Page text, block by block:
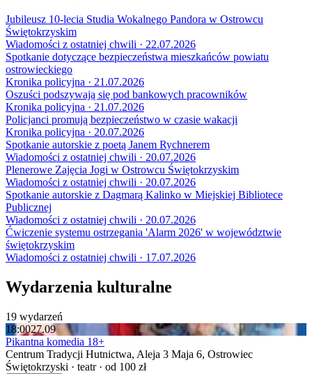
Jubileusz 10-lecia Studia Wokalnego Pandora w Ostrowcu
Świętokrzyskim
Wiadomości z ostatniej chwili · 22.07.2026
Spotkanie dotyczące bezpieczeństwa mieszkańców powiatu
ostrowieckiego
Kronika policyjna · 21.07.2026
Oszuści podszywają się pod bankowych pracowników
Kronika policyjna · 21.07.2026
Policjanci promują bezpieczeństwo w czasie wakacji
Kronika policyjna · 20.07.2026
Spotkanie autorskie z poetą Janem Rychnerem
Wiadomości z ostatniej chwili · 20.07.2026
Plenerowe Zajęcia Jogi w Ostrowcu Świętokrzyskim
Wiadomości z ostatniej chwili · 20.07.2026
Spotkanie autorskie z Dagmarą Kalinko w Miejskiej Bibliotece
Publicznej
Wiadomości z ostatniej chwili · 20.07.2026
Ćwiczenie systemu ostrzegania 'Alarm 2026' w województwie
świętokrzyskim
Wiadomości z ostatniej chwili · 17.07.2026
Wydarzenia kulturalne
19 wydarzeń
18:0027.09
Pikantna komedia 18+
Centrum Tradycji Hutnictwa, Aleja 3 Maja 6, Ostrowiec
Świętokrzyski · teatr · od 100 zł